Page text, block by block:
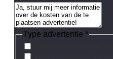
Type advertentie *